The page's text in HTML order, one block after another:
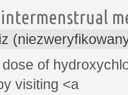
of
visiting <a